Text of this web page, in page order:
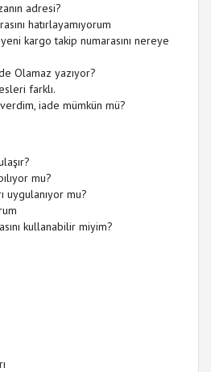
adresi?
hatırlayamıyorum
kargo takip numarasını nereye
Olamaz yazıyor?
farklı.
iade mümkün mü?
mu?
uygulanıyor mu?
kullanabilir miyim?